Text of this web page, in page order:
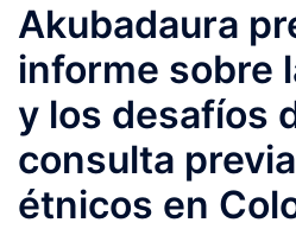
Akubadaura
informe sobre
y los desafíos
consulta
étnicos en